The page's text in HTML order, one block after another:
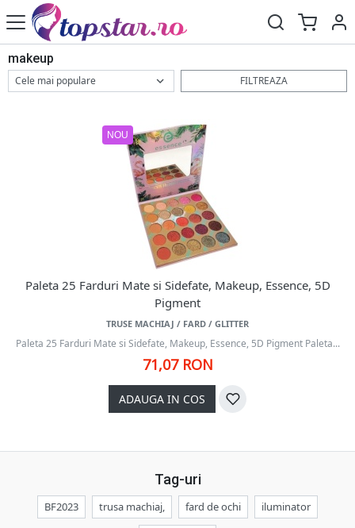
makeup
FILTREAZA
NOU
Paleta 25 Farduri Mate si Sidefate, Makeup, Essence, 5D
Pigment
TRUSE MACHIAJ / FARD / GLITTER
Paleta 25 Farduri Mate si Sidefate, Makeup, Essence, 5D Pigment Paleta...
71,07 RON
ADAUGA IN COS
Tag-uri
BF2023 trusa machiaj, fard de ochi iluminator